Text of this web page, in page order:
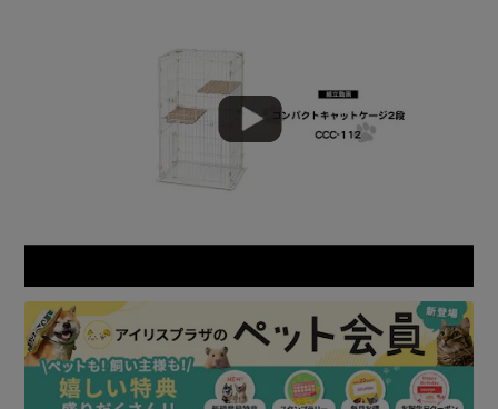
なたでもらくらく簡単組み立て】
ジョイントパーツでパネルをつなぎ、棚板を取り付けます。
※棚板取付にはドライバーが必要です。パネルには錆びにく
いエポキシ樹脂塗料を使用。
耐色性、耐摩耗性に優れていて、末永くお使いいただけま
す。転倒防止ベルト付き
地震などによる転倒を防止できて安心です。
めとぎ】
猫がのびのび爪とぎできるワイドタイプの爪とぎです。
爪とぎを裏返して両面使用できます。
とぎクズが飛び散りにくいダストレス加工です。
とぎクズ受けケース付きです。【ペット用自動給水機】